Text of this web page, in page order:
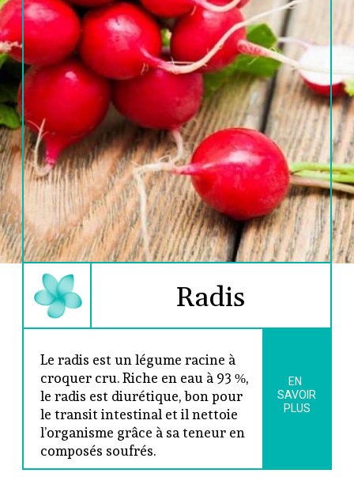
Radis
Le radis est un légume racine à
croquer cru. Riche en eau à 93 %,
le radis est diurétique, bon pour
le transit intestinal et il nettoie
l’organisme grâce à sa teneur en
composés soufrés.
EN
SAVOIR
PLUS